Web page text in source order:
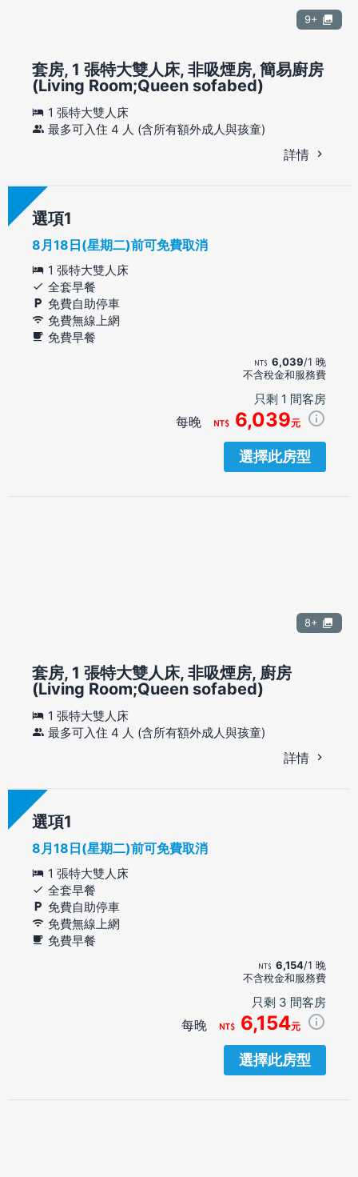
9+
套房, 1 張特大雙人床, 非吸煙房, 簡易廚房
(Living Room;Queen sofabed)
1 張特大雙人床
最多可入住 4 人 (含所有額外成人與孩童)
詳情
選項
8月18日(星期二)前可免費取消
1 張特大雙人床
全套早餐
免費自助停車
免費無線上網
免費早餐
6,039/1 晚
不含稅金和服務費
只剩 1 間客房
每晚 6,039元
選擇此房型
8+
套房, 1 張特大雙人床, 非吸煙房, 廚房
(Living Room;Queen sofabed)
1 張特大雙人床
最多可入住 4 人 (含所有額外成人與孩童)
詳情
選項
8月18日(星期二)前可免費取消
1 張特大雙人床
全套早餐
免費自助停車
免費無線上網
免費早餐
6,154/1 晚
不含稅金和服務費
只剩 3 間客房
每晚 6,154元
選擇此房型